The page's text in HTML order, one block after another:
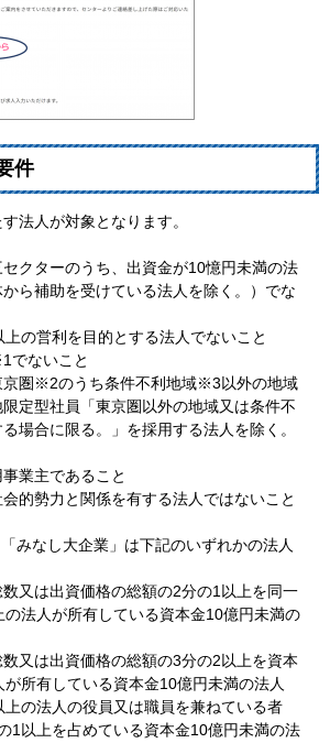
件
法人が対象となります。
クターのうち、出資金が10憶円未満の法
ら補助を受けている法人を除く。）でな
の営利を目的とする法人でないこと
ないこと
圏※2のうち条件不利地域※3以外の地域
定型社員「東京圏以外の地域又は条件不
場合に限る。」を採用する法人を除く。
業主であること
勢力と関係を有する法人ではないこと
みなし大企業」は下記のいずれかの法人
又は出資価格の総額の2分の1以上を同一
法人が所有している資本金10億円未満の
又は出資価格の総額の3分の2以上を資本
所有している資本金10億円未満の法人
の法人の役員又は職員を兼ねている者
1以上を占めている資本金10億円未満の法